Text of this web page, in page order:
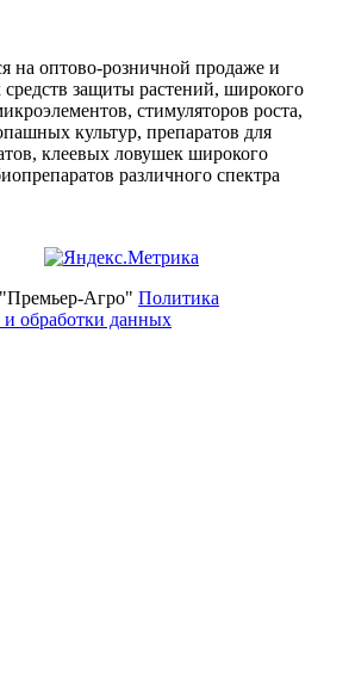
на оптово-розничной продаже и
защиты растений, широкого
стимуляторов роста,
культур, препаратов для
клеевых ловушек широкого
различного спектра
Агро" Политика
обработки данных